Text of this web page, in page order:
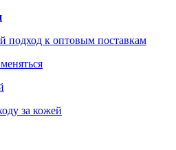
подход к оптовым поставкам
за кожей